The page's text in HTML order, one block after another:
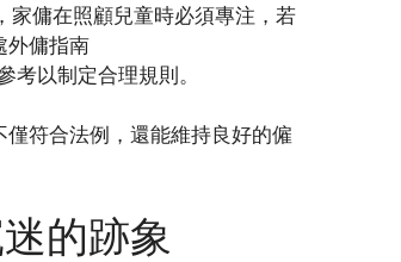
家傭在照顧兒童時必須專注，若
外傭指南
考以制定合理規則。
符合法例，還能維持良好的僱
的跡象